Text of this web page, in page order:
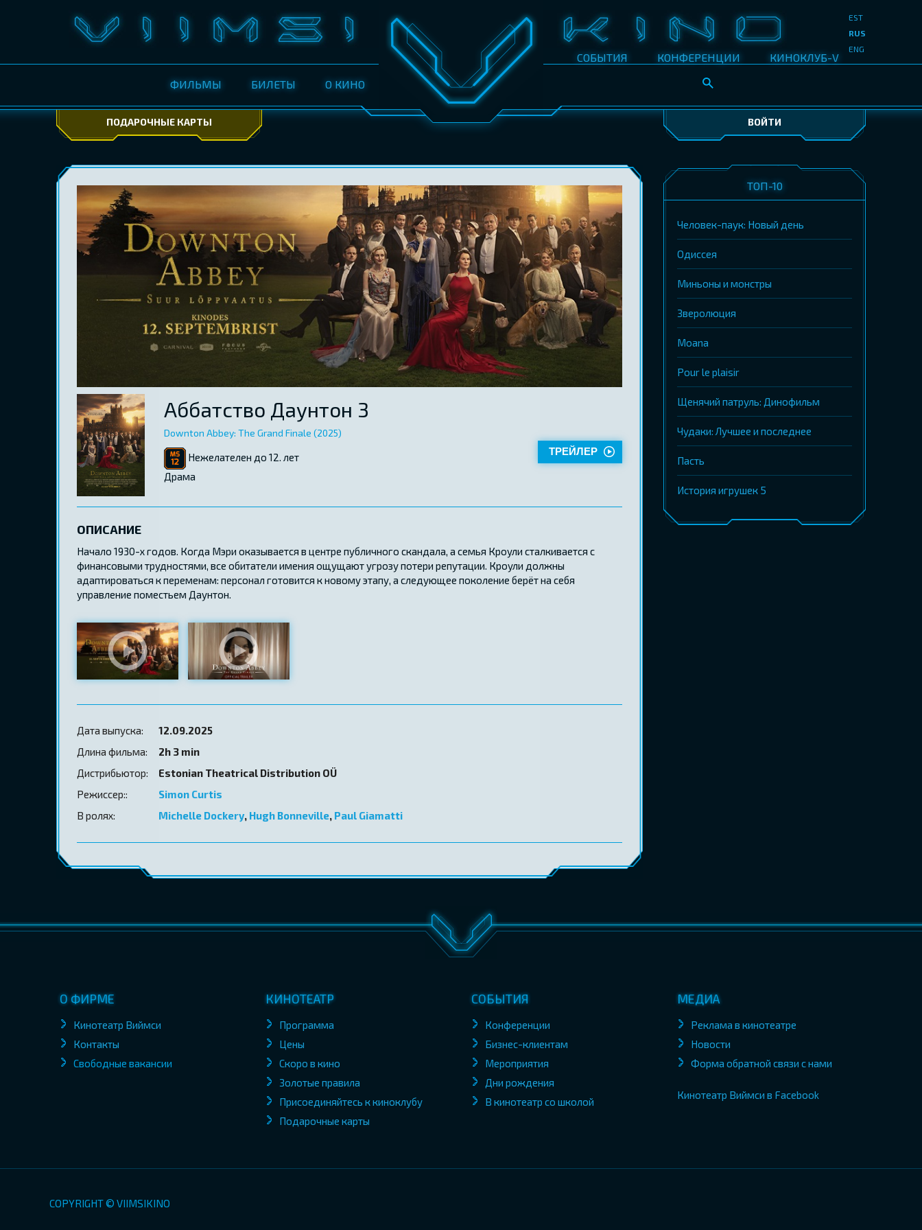
ФИЛЬМЫ БИЛЕТЫ О КИНО
СОБЫТИЯ КОНФЕРЕНЦИИ КИНОКЛУБ-V
EST
RUS
ENG
ПОДАРОЧНЫЕ КАРТЫ ВОЙТИ
Аббатство Даунтон 3
Downton Abbey: The Grand Finale (2025)
Нежелателен до 12. лет
Драма
ТРЕЙЛЕР
ОПИСАНИЕ
Начало 1930-х годов. Когда Мэри оказывается в центре публичного скандала, а семья Кроули сталкивается с
финансовыми трудностями, все обитатели имения ощущают угрозу потери репутации. Кроули должны
адаптироваться к переменам: персонал готовится к новому этапу, а следующее поколение берёт на себя
управление поместьем Даунтон.
Дата выпуска:
12.09.2025
Длина фильма:
2h 3 min
Дистрибьютор:
Estonian Theatrical Distribution OÜ
Режиссер::
Simon Curtis
В ролях:
Michelle Dockery, Hugh Bonneville, Paul Giamatti
ТОП-10
Человек-паук: Новый день
Одиссея
Миньоны и монстры
Зверолюция
Moana
Pour le plaisir
Щенячий патруль: Динофильм
Чудаки: Лучшее и последнее
Пасть
История игрушек 5
О ФИРМЕ
Кинотеатр Виймси
Контакты
Свободные вакансии
КИНОТЕАТР
Программа
Цены
Скоро в кино
Золотые правила
Присоединяйтесь к киноклубу
Подарочные карты
СОБЫТИЯ
Конференции
Бизнес-клиентам
Мероприятия
Дни рождения
В кинотеатр со школой
МЕДИА
Реклама в кинотеатре
Новости
Форма обратной связи с нами
Кинотеатр Виймси в Facebook
COPYRIGHT © VIIMSIKINO